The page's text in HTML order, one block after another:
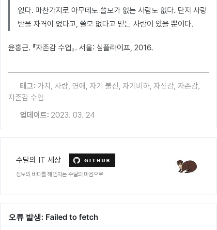
없다. 마찬가지로 아무데도 쓸모가 없는 사람도 없다. 단지 사랑
받을 자격이 없다고, 쓸모 없다고 믿는 사람이 있을 뿐이다.
윤홍근. 『자존감 수업』. 서울: 심플라이프, 2016.
태그: 가치 , 사랑, 연애 , 자기 불신, 자기비하, 자신감, 자존감,
자존감 수업
업데이트: 2023. 03. 24
수달의 IT 세상
정보의 바다를 헤엄치는 수달의 마음으로